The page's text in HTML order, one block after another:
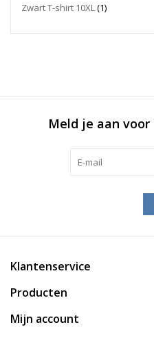
Zwart T-shirt 10XL (1)
Meld je aan
Klantenservice
Producten
Mijn account